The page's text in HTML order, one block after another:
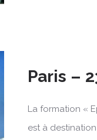
Paris –
La formation «
est à